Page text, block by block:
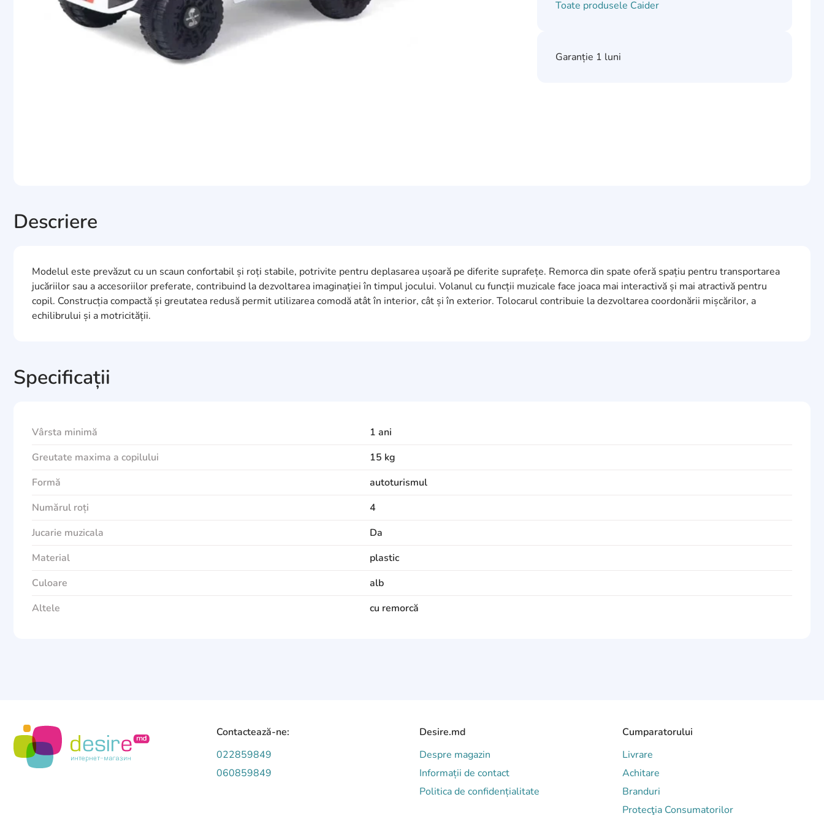
Toate produsele Caider
Garanție 1 luni
Descriere
Modelul este prevăzut cu un scaun confortabil și roți stabile, potrivite pentru deplasarea ușoară pe diferite suprafețe. Remorca din spate oferă spațiu pentru transportarea
jucăriilor sau a accesoriilor preferate, contribuind la dezvoltarea imaginației în timpul jocului. Volanul cu funcții muzicale face joaca mai interactivă și mai atractivă pentru
copil. Construcția compactă și greutatea redusă permit utilizarea comodă atât în interior, cât și în exterior. Tolocarul contribuie la dezvoltarea coordonării mișcărilor, a
echilibrului și a motricității.
Specificații
Vârsta minimă
1 ani
Greutate maxima a copilului
15 kg
Formă
autoturismul
Numărul roți
4
Jucarie muzicala
Da
Material
plastic
Culoare
alb
Altele
cu remorcă
Contactează-ne:
022859849
060859849
Desire.md
Despre magazin
Informații de contact
Politica de confidențialitate
Cumparatorului
Livrare
Achitare
Branduri
Protecţia Consumatorilor